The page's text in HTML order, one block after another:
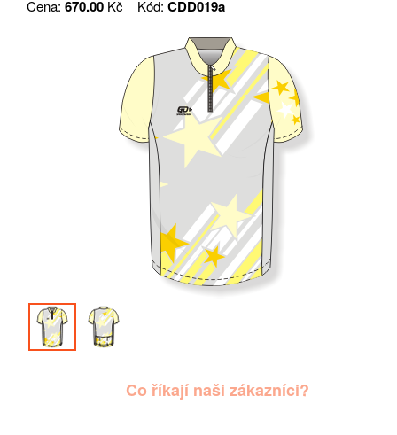
Co říkají naši zákazníci?
Cena: 670.00 Kč Kód: CDD019a